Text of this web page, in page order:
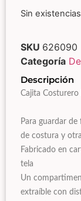
Sin existencias
SKU 626090
Categoría
Descripción
Cajita
Para guardar
de costura y
Fabricado en
tela
Un
extraíble con